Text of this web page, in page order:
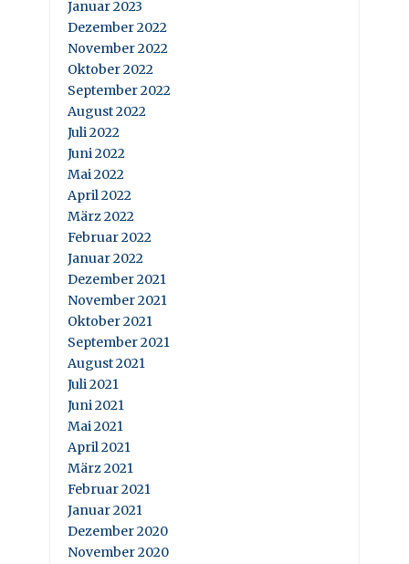
Januar 2023
Dezember 2022
November 2022
Oktober 2022
September 2022
August 2022
Juli 2022
Juni 2022
Mai 2022
April 2022
März 2022
Februar 2022
Januar 2022
Dezember 2021
November 2021
Oktober 2021
September 2021
August 2021
Juli 2021
Juni 2021
Mai 2021
April 2021
März 2021
Februar 2021
Januar 2021
Dezember 2020
November 2020